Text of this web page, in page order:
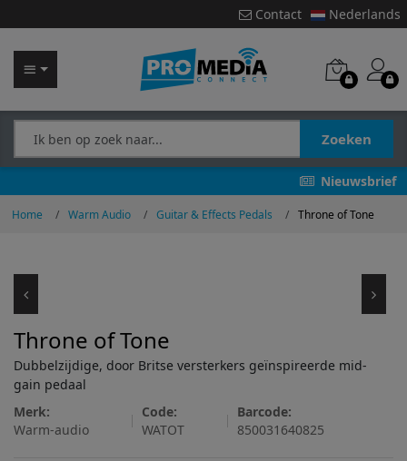
Contact Nederlands
Zoeken
Nieuwsbrief
Home Warm Audio Guitar & Effects Pedals Throne of Tone
Throne of Tone
Dubbelzijdige, door Britse versterkers geïnspireerde mid-
gain pedaal
Merk:
Warm-audio
Code:
WATOT
Barcode:
850031640825